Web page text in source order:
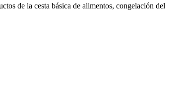
de la cesta básica de alimentos, congelación del